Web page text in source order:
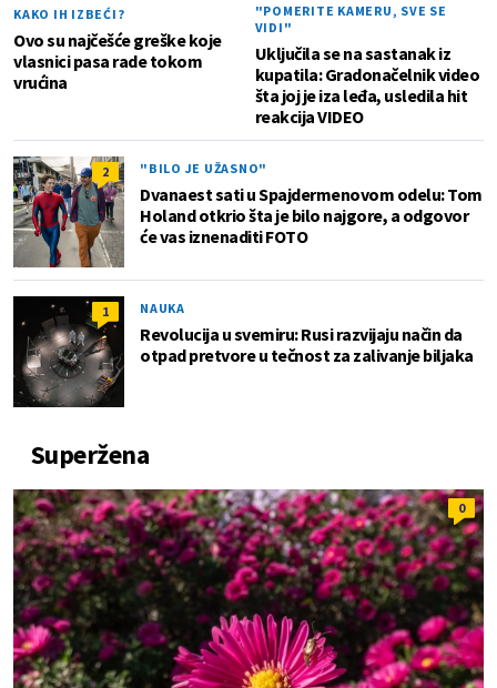
KAKO IH IZBEĆI?
Ovo su najčešće greške koje
vlasnici pasa rade tokom
vrućina
"POMERITE KAMERU, SVE SE
VIDI"
Uključila se na sastanak iz
kupatila: Gradonačelnik video
šta joj je iza leđa, usledila hit
reakcija VIDEO
2 "BILO JE UŽASNO"
Dvanaest sati u Spajdermenovom odelu: Tom
Holand otkrio šta je bilo najgore, a odgovor
će vas iznenaditi FOTO
1 NAUKA
Revolucija u svemiru: Rusi razvijaju način da
otpad pretvore u tečnost za zalivanje biljaka
Superžena
0